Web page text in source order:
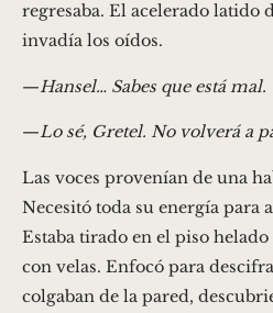
regresaba. El acelerado latido
invadía los oídos.
—Hansel… Sabes que está mal.
—Lo sé, Gretel. No volverá a
Las voces provenían de una
Necesitó toda su energía para
Estaba tirado en el piso
con velas. Enfocó para
colgaban de la pared,